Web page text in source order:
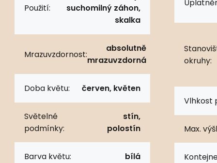
Použití:
suchomilný záhon,
skalka
Mrazuvzdornost:
absolutně
mrazuvzdorná
Doba květu: červen, květen
Světelné
podmínky:
stín,
polostín
Barva květu: bílá
okruhy:
Vlhkost
Max.